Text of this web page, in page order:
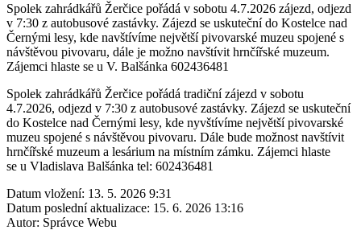
Spolek zahrádkářů Žerčice pořádá v sobotu 4.7.2026 zájezd, odjezd
v 7:30 z autobusové zastávky. Zájezd se uskuteční do Kostelce nad
Černými lesy, kde navštívíme největší pivovarské muzeu spojené s
návštěvou pivovaru, dále je možno navštívit hrnčířské muzeum.
Zájemci hlaste se u V. Balšánka 602436481
Spolek zahrádkářů Žerčice pořádá tradiční zájezd v sobotu
4.7.2026, odjezd v 7:30 z autobusové zastávky. Zájezd se uskuteční
do Kostelce nad Černými lesy, kde nyvštívíme největší pivovarské
muzeu spojené s návštěvou pivovaru. Dále bude možnost navštívit
hrnčířské muzeum a lesárium na místním zámku. Zájemci hlaste
se u Vladislava Balšánka tel: 602436481
Datum vložení: 13. 5. 2026 9:31
Datum poslední aktualizace: 15. 6. 2026 13:16
Autor: Správce Webu